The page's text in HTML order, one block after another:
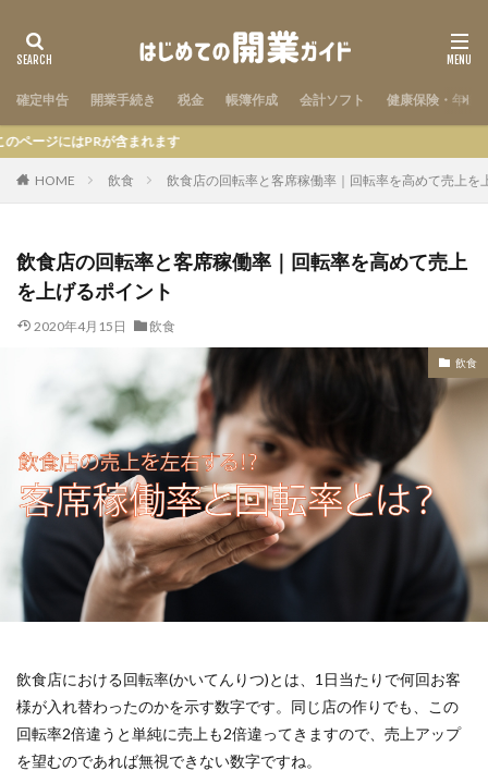
確定申告 開業手続き 税金 帳簿作成 会計ソフト 健康保険・年金
PRが含まれます
HOME 飲食 飲食店の回転率と客席稼働率｜回転率を高めて売上を
飲食店の回転率と客席稼働率｜回転率を高めて売上
を上げるポイント
2020年4月15日 飲食
飲食
飲食店における回転率(かいてんりつ)とは、1日当たりで何回お客
様が入れ替わったのかを示す数字です。同じ店の作りでも、この
回転率2倍違うと単純に売上も2倍違ってきますので、売上アップ
を望むのであれば無視できない数字ですね。